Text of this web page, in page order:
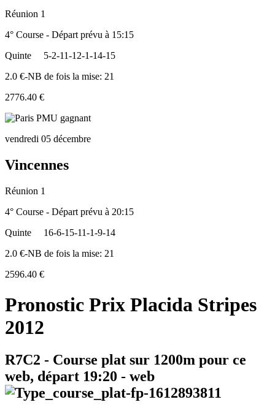
Réunion 1
4° Course - Départ prévu à 15:15
Quinte
5-2-11-12-1-14-15
2.0 €-NB de fois la mise: 21
2776.40 €
vendredi 05 décembre
Vincennes
Réunion 1
4° Course - Départ prévu à 20:15
Quinte
16-6-15-11-1-9-14
2.0 €-NB de fois la mise: 21
2596.40 €
Pronostic Prix Placida Stripes
2012
R7C2 - Course plat sur 1200m pour ce
web, départ 19:20 - web